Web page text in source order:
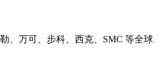
、万可、步科、西克、SMC 等全球